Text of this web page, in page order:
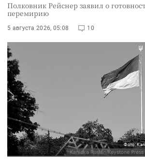
Полковник Рейснер заявил о
перемирию
5 августа 2026, 05:08 10
Фото: